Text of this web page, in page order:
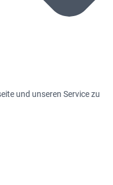
und unseren Service zu